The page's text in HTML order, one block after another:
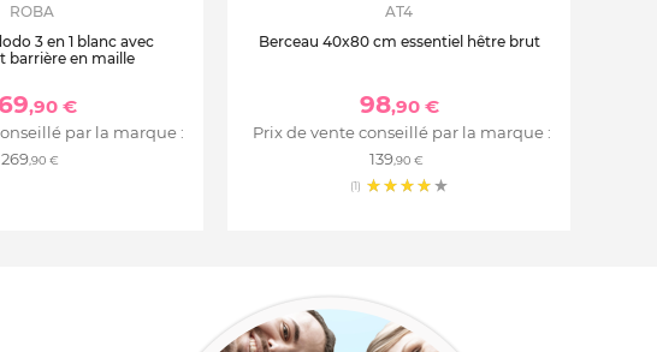
ROBA
3 en 1 blanc avec
barrière en maille
,90 €
par la marque :
269,90 €
AT4
Berceau 40x80 cm essentiel hêtre brut
98,90 €
Prix de vente conseillé par la marque :
139,90 €
(1)